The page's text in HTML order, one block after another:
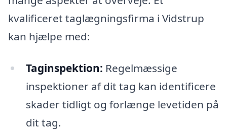
kvalificeret taglægningsfirma i Vidstrup
kan hjælpe med:
Taginspektion: Regelmæssige
inspektioner af dit tag kan identificere
skader tidligt og forlænge levetiden på
dit tag.